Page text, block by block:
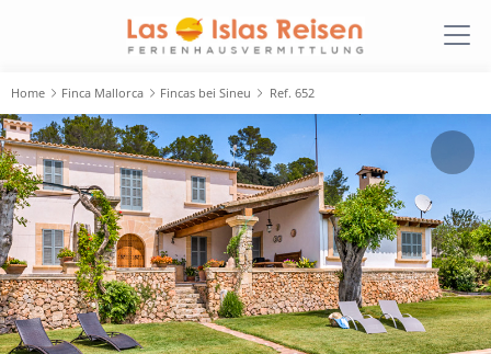
Home Finca Mallorca Fincas bei Sineu Ref. 652